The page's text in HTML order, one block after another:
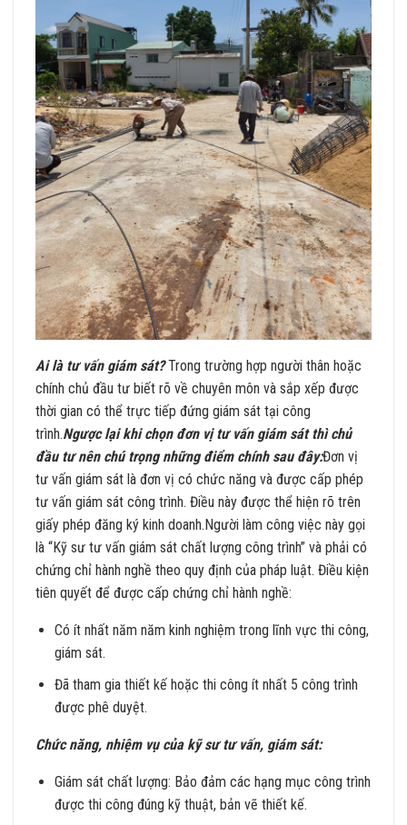
Ai là tư vấn giám sát?Trong trường hợp người thân hoặc
chính chủ đầu tư biết rõ về chuyên môn và sắp xếp được
thời gian có thể trực tiếp đứng giám sát tại công
trình.Ngược lại khi chọn đơn vị tư vấn giám sát thì chủ
đầu tư nên chú trọng những điểm chính sau đây:Đơn vị
tư vấn giám sát là đơn vị có chức năng và được cấp phép
tư vấn giám sát công trình. Điều này được thể hiện rõ trên
giấy phép đăng ký kinh doanh.Người làm công việc này gọi
là “Kỹ sư tư vấn giám sát chất lượng công trình” và phải có
chứng chỉ hành nghề theo quy định của pháp luật. Điều kiện
tiên quyết để được cấp chứng chỉ hành nghề:
Có ít nhất năm năm kinh nghiệm trong lĩnh vực thi công,
giám sát.
Đã tham gia thiết kế hoặc thi công ít nhất 5 công trình
được phê duyệt.
Chức năng, nhiệm vụ của kỹ sư tư vấn, giám sát:
Giám sát chất lượng: Bảo đảm các hạng mục công trình
được thi công đúng kỹ thuật, bản vẽ thiết kế.